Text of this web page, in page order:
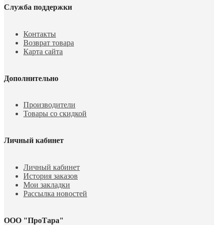
Служба поддержки
Контакты
Возврат товара
Карта сайта
Дополнительно
Производители
Товары со скидкой
Личный кабинет
Личный кабинет
История заказов
Мои закладки
Рассылка новостей
ООО "ПроТара"